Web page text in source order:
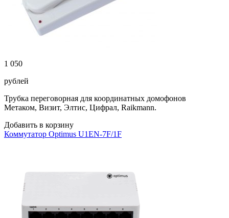
1 050
рублей
Трубка переговорная для координатных домофонов
Метаком, Визит, Элтис, Цифрал, Raikmann.
Добавить в корзину
Коммутатор Optimus U1EN-7F/1F